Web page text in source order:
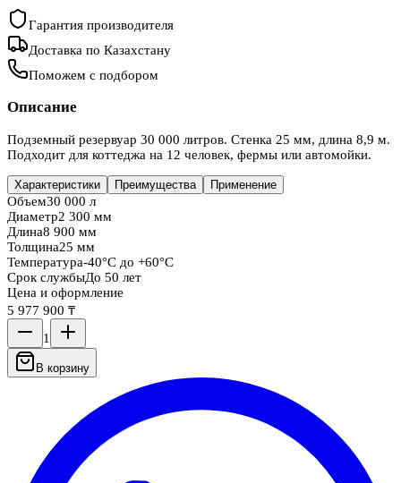
Гарантия производителя
Доставка по Казахстану
Поможем с подбором
Описание
Подземный резервуар 30 000 литров. Стенка 25 мм, длина 8,9 м.
Подходит для коттеджа на 12 человек, фермы или автомойки.
Характеристики Преимущества Применение
Объем30 000 л
Диаметр2 300 мм
Длина8 900 мм
Толщина25 мм
Температура-40°C до +60°C
Срок службыДо 50 лет
Цена и оформление
5 977 900 ₸
1
В корзину